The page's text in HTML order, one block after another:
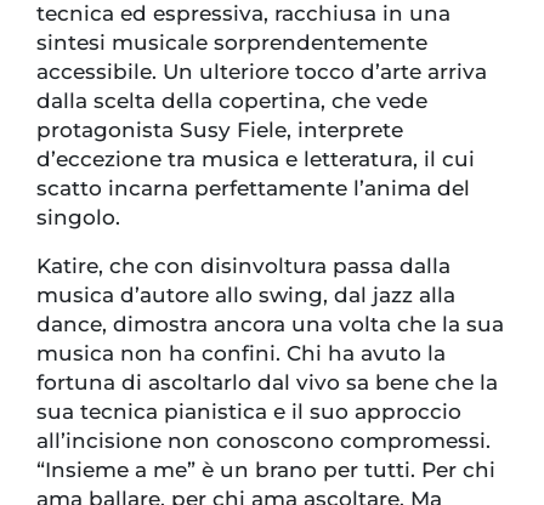
tecnica ed espressiva, racchiusa in una
sintesi musicale sorprendentemente
accessibile. Un ulteriore tocco d’arte arriva
dalla scelta della copertina, che vede
protagonista Susy Fiele, interprete
d’eccezione tra musica e letteratura, il cui
scatto incarna perfettamente l’anima del
singolo.
Katire, che con disinvoltura passa dalla
musica d’autore allo swing, dal jazz alla
dance, dimostra ancora una volta che la sua
musica non ha confini. Chi ha avuto la
fortuna di ascoltarlo dal vivo sa bene che la
sua tecnica pianistica e il suo approccio
all’incisione non conoscono compromessi.
“Insieme a me” è un brano per tutti. Per chi
ama ballare, per chi ama ascoltare. Ma